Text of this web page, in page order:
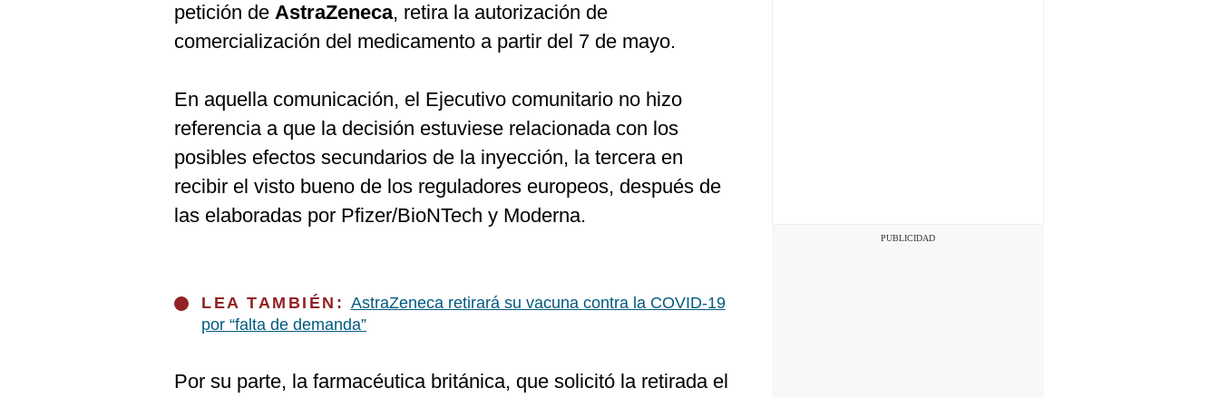
petición de AstraZeneca, retira la autorización de
comercialización del medicamento a partir del 7 de mayo.
En aquella comunicación, el Ejecutivo comunitario no hizo
referencia a que la decisión estuviese relacionada con los
posibles efectos secundarios de la inyección, la tercera en
recibir el visto bueno de los reguladores europeos, después de
las elaboradas por Pfizer/BioNTech y Moderna.
LEA TAMBIÉN: AstraZeneca retirará su vacuna contra la COVID-19
por “falta de demanda”
Por su parte, la farmacéutica británica, que solicitó la retirada el